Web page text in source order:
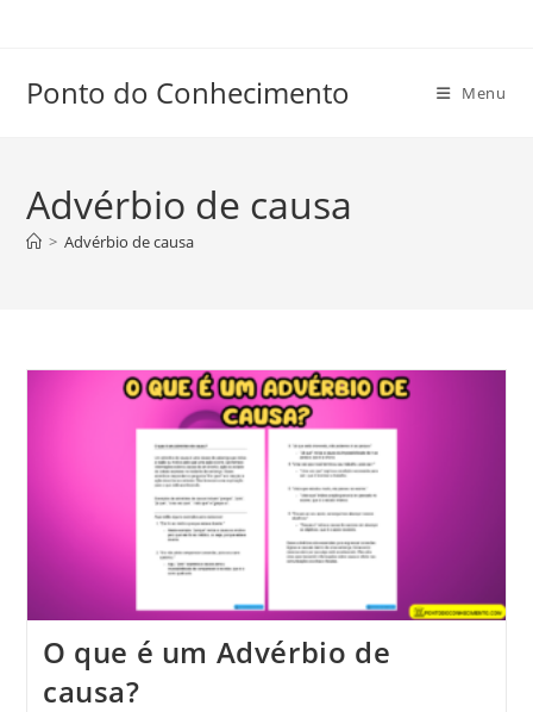
conteúdo
Ponto do Conhecimento Menu
Advérbio de causa
> Advérbio de causa
O que é um Advérbio de
causa?